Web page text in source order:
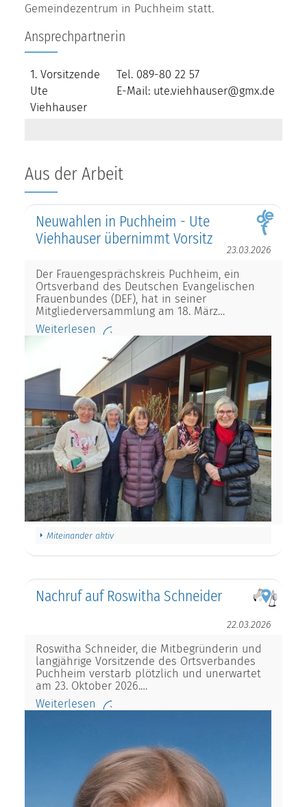
Gemeindezentrum in Puchheim statt.
Ansprechpartnerin
1. Vorsitzende
Ute
Viehhauser
Tel. 089-80 22 57
E-Mail: ute.viehhauser@gmx.de
Aus der Arbeit
Neuwahlen in Puchheim - Ute
Viehhauser übernimmt Vorsitz
23.03.2026
Der Frauengesprächskreis Puchheim, ein
Ortsverband des Deutschen Evangelischen
Frauenbundes (DEF), hat in seiner
Mitgliederversammlung am 18. März…
Weiterlesen
Miteinander aktiv
Nachruf auf Roswitha Schneider
22.03.2026
Roswitha Schneider, die Mitbegründerin und
langjährige Vorsitzende des Ortsverbandes
Puchheim verstarb plötzlich und unerwartet
am 23. Oktober 2026.…
Weiterlesen